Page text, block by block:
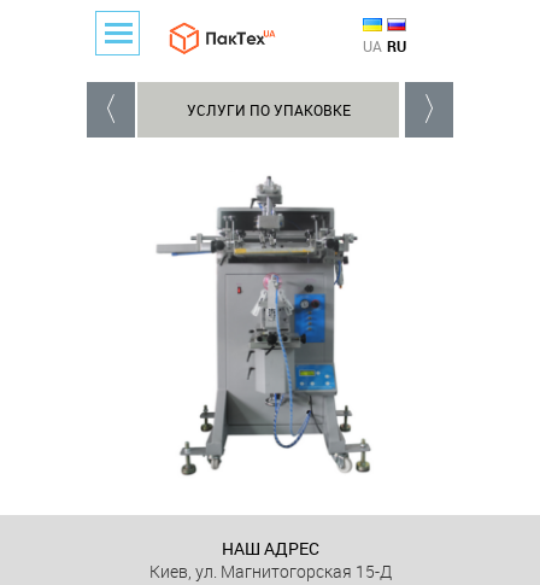
UA RU
УСЛУГИ ПО УПАКОВКЕ
НАШ АДРЕС
Киев, ул. Магнитогорская 15-Д